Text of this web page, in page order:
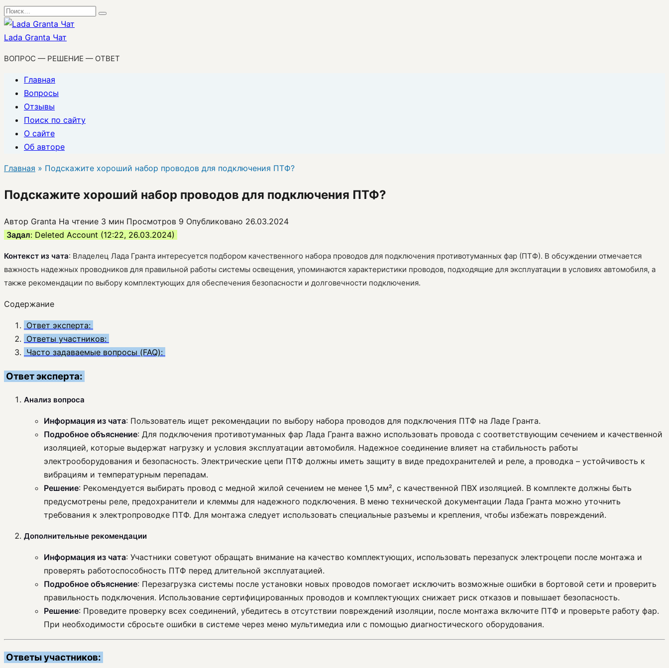
Перейти
к
содержанию
Search
for:
Lada Granta Чат
ВОПРОС — РЕШЕНИЕ — ОТВЕТ
Главная
Вопросы
Отзывы
Поиск по сайту
О сайте
Об авторе
Главная » Подскажите хороший набор проводов для подключения ПТФ?
Подскажите хороший набор проводов для подключения ПТФ?
Автор Granta На чтение 3 мин Просмотров 9 Опубликовано 26.03.2024
Задал: Deleted Account (12:22, 26.03.2024)
Контекст из чата: Владелец Лада Гранта интересуется подбором качественного набора проводов для подключения противотуманных фар (ПТФ). В обсуждении отмечается
важность надежных проводников для правильной работы системы освещения, упоминаются характеристики проводов, подходящие для эксплуатации в условиях автомобиля, а
также рекомендации по выбору комплектующих для обеспечения безопасности и долговечности подключения.
Содержание
Ответ эксперта:
Ответы участников:
Часто задаваемые вопросы (FAQ):
Ответ эксперта:
Анализ вопроса
Информация из чата: Пользователь ищет рекомендации по выбору набора проводов для подключения ПТФ на Ладе Гранта.
Подробное объяснение: Для подключения противотуманных фар Лада Гранта важно использовать провода с соответствующим сечением и качественной
изоляцией, которые выдержат нагрузку и условия эксплуатации автомобиля. Надежное соединение влияет на стабильность работы
электрооборудования и безопасность. Электрические цепи ПТФ должны иметь защиту в виде предохранителей и реле, а проводка – устойчивость к
вибрациям и температурным перепадам.
Решение: Рекомендуется выбирать провод с медной жилой сечением не менее 1,5 мм², с качественной ПВХ изоляцией. В комплекте должны быть
предусмотрены реле, предохранители и клеммы для надежного подключения. В меню технической документации Лада Гранта можно уточнить
требования к электропроводке ПТФ. Для монтажа следует использовать специальные разъемы и крепления, чтобы избежать повреждений.
Дополнительные рекомендации
Информация из чата: Участники советуют обращать внимание на качество комплектующих, использовать перезапуск электроцепи после монтажа и
проверять работоспособность ПТФ перед длительной эксплуатацией.
Подробное объяснение: Перезагрузка системы после установки новых проводов помогает исключить возможные ошибки в бортовой сети и проверить
правильность подключения. Использование сертифицированных проводов и комплектующих снижает риск отказов и повышает безопасность.
Решение: Проведите проверку всех соединений, убедитесь в отсутствии повреждений изоляции, после монтажа включите ПТФ и проверьте работу фар.
При необходимости сбросьте ошибки в системе через меню мультимедиа или с помощью диагностического оборудования.
Ответы участников: